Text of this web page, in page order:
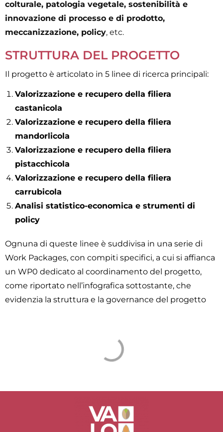
colturale, patologia vegetale, sostenibilità e
innovazione di processo e di prodotto,
meccanizzazione, policy, etc.
STRUTTURA DEL PROGETTO
Il progetto è articolato in 5 linee di ricerca principali:
Valorizzazione e recupero della filiera
castanicola
Valorizzazione e recupero della filiera
mandorlicola
Valorizzazione e recupero della filiera
pistacchicola
Valorizzazione e recupero della filiera
carrubicola
Analisi statistico-economica e strumenti di
policy
Ognuna di queste linee è suddivisa in una serie di
Work Packages, con compiti specifici, a cui si affianca
un WP0 dedicato al coordinamento del progetto,
come riportato nell’infografica sottostante, che
evidenzia la struttura e la governance del progetto